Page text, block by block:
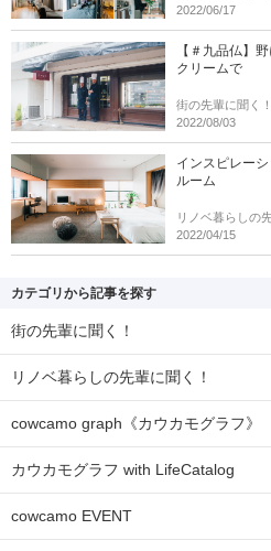
2022/06/17
【＃九品仏】
クリームで
街の先輩に聞く！
2022/08/03
インスピレー
ルーム
リノベ暮らしの
2022/04/15
カテゴリから記事を探す
街の先輩に聞く！
リノベ暮らしの先輩に聞く！
cowcamo graph《カウカモグラフ》
カウカモグラフ with LifeCatalog
cowcamo EVENT